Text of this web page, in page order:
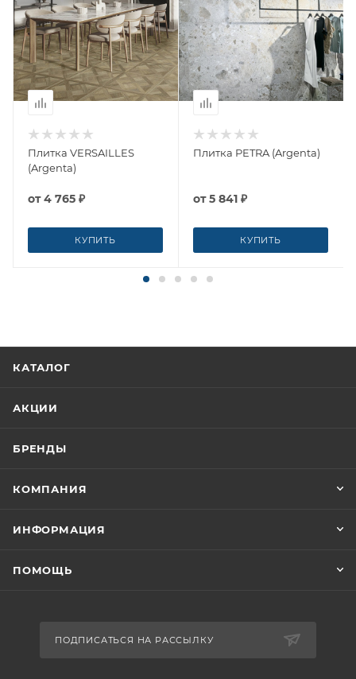
Плитка VERSAILLES
(Argenta)
от4 765 ₽
КУПИТЬ
Плитка PETRA (Argenta)
от5 841 ₽
КУПИТЬ
КАТАЛОГ
АКЦИИ
БРЕНДЫ
КОМПАНИЯ
ИНФОРМАЦИЯ
ПОМОЩЬ
ПОДПИСАТЬСЯ НА РАССЫЛКУ